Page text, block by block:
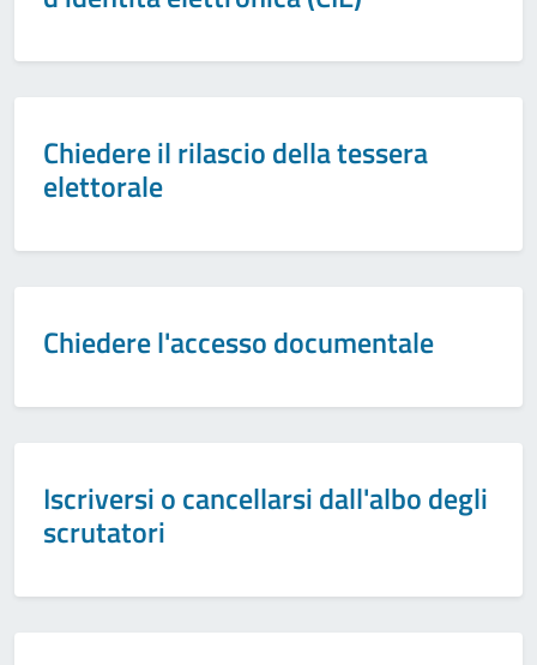
Chiedere il rilascio della tessera
elettorale
Chiedere l'accesso documentale
Iscriversi o cancellarsi dall'albo degli
scrutatori